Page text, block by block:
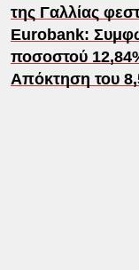
της Γαλλίας
Eurobank:
ποσοστού
Απόκτηση του